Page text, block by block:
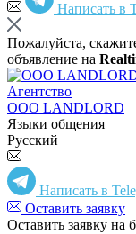
Написать в
Пожалуйста,
объявление на
Агентство
ООО LANDLORD
Языки общения
Русский
Написать в
Оставить заявку
Оставить заявку на